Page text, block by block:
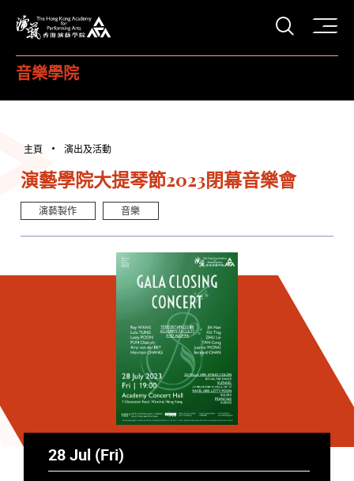
打開
音樂學院
主頁 演出及活動
演藝學院大提琴節2023閉幕音樂會
演藝製作 音樂
28 Jul (Fri)